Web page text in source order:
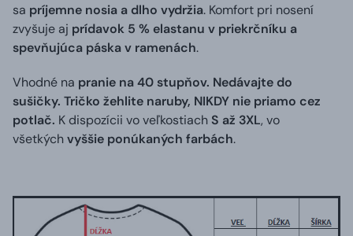
sa príjemne nosia a dlho vydržia. Komfort pri nosení
zvyšuje aj prídavok 5 % elastanu v priekrčníku a
spevňujúca páska v ramenách.
Vhodné na pranie na 40 stupňov. Nedávajte do
sušičky. Tričko žehlite naruby, NIKDY nie priamo cez
potlač. K dispozícii vo veľkostiach S až 3XL, vo
všetkýchvyššie ponúkaných farbách.